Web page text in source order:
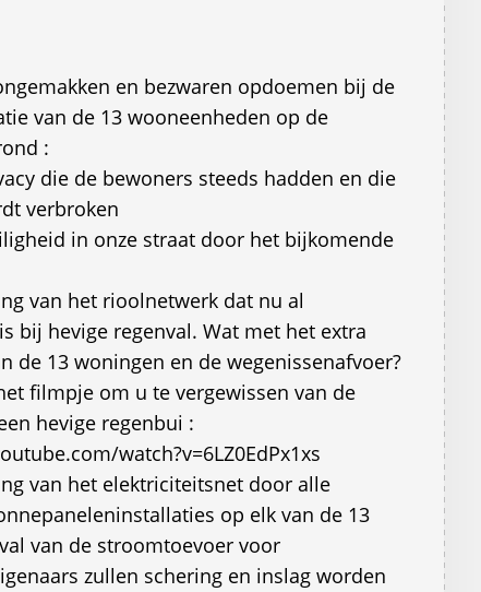
en bezwaren opdoemen bij de
van de 13 wooneenheden op de
:
die de bewoners steeds hadden en die
verbroken
in onze straat door het bijkomende
van het rioolnetwerk dat nu al
bij hevige regenval. Wat met het extra
de 13 woningen en de wegenissenafvoer?
filmpje om u te vergewissen van de
hevige regenbui :
watch?v=6LZ0EdPx1xs
van het elektriciteitsnet door alle
op elk van de 13
van de stroomtoevoer voor
zullen schering en inslag worden